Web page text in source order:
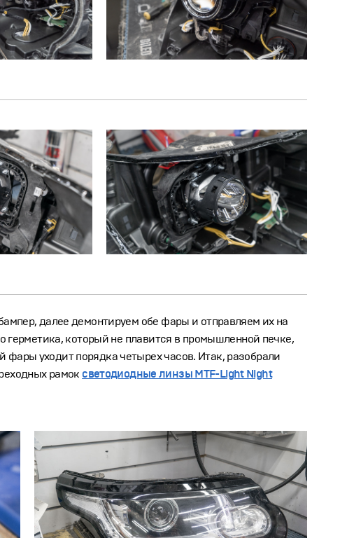
далее демонтируем обе фары и отправляем их на
герметика, который не плавится в промышленной печке,
уходит порядка четырех часов. Итак, разобрали
рамок светодиодные линзы MTF-Light Night